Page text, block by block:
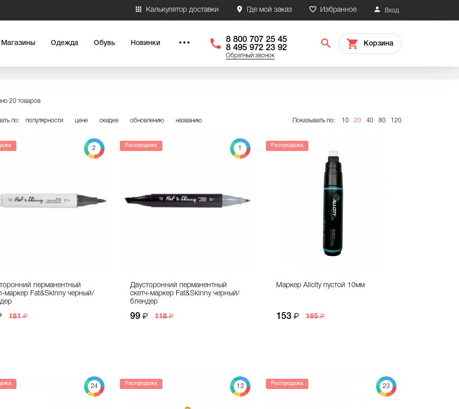
Вход
Избранное
Где мой заказ
Калькулятор доставки
Магазины Одежда Обувь Новинки
8 800 707 25 45
8 495 972 23 92
Обратный звонок
Корзина
20 товаров
по: популярности цене скидке обновлению названию Показывать по: 10 20 40 80 120
2
перманентный
маркер Fat&Skinny черный/
181
1
Распродажа
Двусторонний перманентный
скетч-маркер Fat&Skinny черный/
блендер
99 118
Распродажа
Маркер Allcity пустой 10мм
153 165
24 13
Распродажа 23
Распродажа